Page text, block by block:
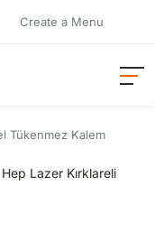
Create a Menu
Tükenmez Kalem